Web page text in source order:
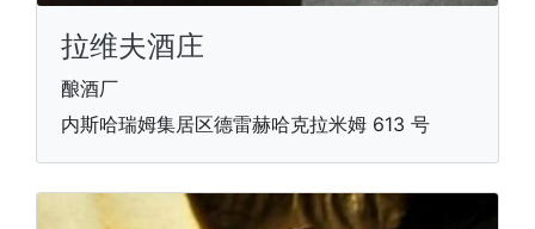
拉维夫酒庄
酿酒厂
内斯哈瑞姆集居区德雷赫哈克拉米姆 613 号